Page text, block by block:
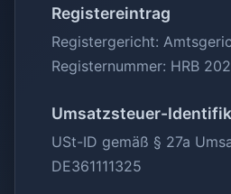
Registereintrag
Registergericht:
Registernummer: HRB
Umsatzsteuer-
USt-ID gemäß § 27a
DE361111325